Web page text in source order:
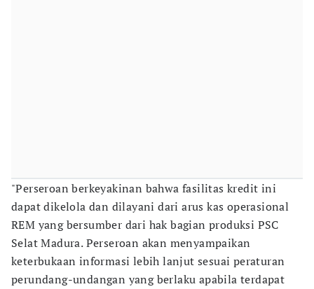
"Perseroan berkeyakinan bahwa fasilitas kredit ini
dapat dikelola dan dilayani dari arus kas operasional
REM yang bersumber dari hak bagian produksi PSC
Selat Madura. Perseroan akan menyampaikan
keterbukaan informasi lebih lanjut sesuai peraturan
perundang-undangan yang berlaku apabila terdapat